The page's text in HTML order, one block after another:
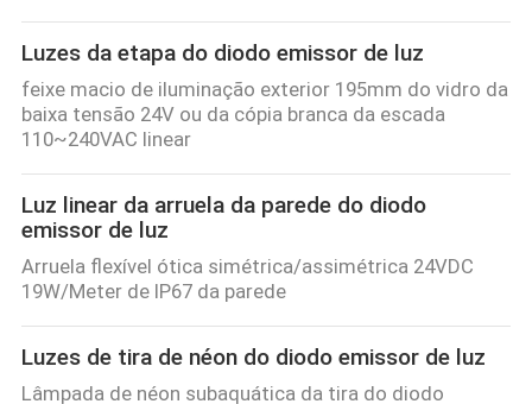
Luzes da etapa do diodo emissor de luz
feixe macio de iluminação exterior 195mm do vidro da
baixa tensão 24V ou da cópia branca da escada
110~240VAC linear
Luz linear da arruela da parede do diodo
emissor de luz
Arruela flexível ótica simétrica/assimétrica 24VDC
19W/Meter de IP67 da parede
Luzes de tira de néon do diodo emissor de luz
Lâmpada de néon subaquática da tira do diodo